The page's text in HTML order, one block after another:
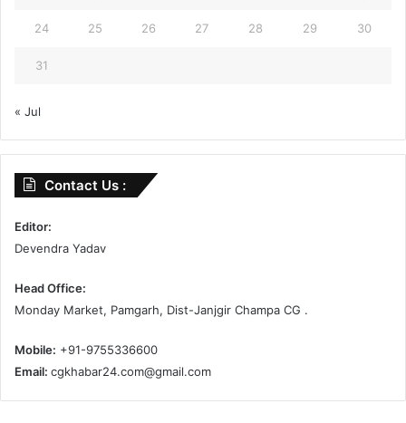
24 25 26 27 28 29 30
31
« Jul
Contact Us :
Editor:
Devendra Yadav
Head Office:
Monday Market, Pamgarh, Dist-Janjgir Champa CG .
Mobile: +91-9755336600
Email: cgkhabar24.com@gmail.com